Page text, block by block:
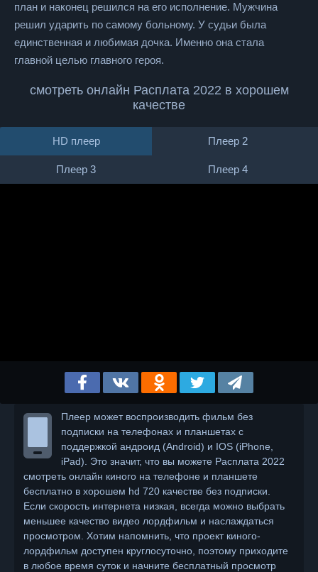
план и наконец решился на его исполнение. Мужчина
решил ударить по самому больному. У судьи была
единственная и любимая дочка. Именно она стала
главной целью главного героя.
смотреть онлайн Расплата 2022 в хорошем
качестве
HD плеер Плеер 2
Плеер 3 Плеер 4
Плеер может воспроизводить фильм без
подписки на телефонах и планшетах с
поддержкой андроид (Android) и IOS (iPhone,
iPad). Это значит, что вы можете Расплата 2022
смотреть онлайн киного на телефоне и планшете
бесплатно в хорошем hd 720 качестве без подписки.
Если скорость интернета низкая, всегда можно выбрать
меньшее качество видео лордфильм и наслаждаться
просмотром. Хотим напомнить, что проект киного-
лордфильм доступен круглосуточно, поэтому приходите
в любое время суток и начните бесплатный просмотр